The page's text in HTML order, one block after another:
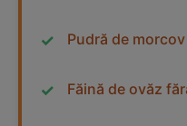
Pudră de morcov
Făină de ovăz